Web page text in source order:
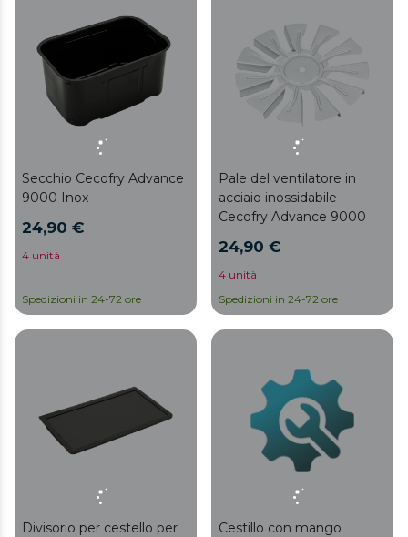
Secchio Cecofry Advance
9000 Inox
24,90 €
4 unità
Spedizioni in 24-72 ore
Pale del ventilatore in
acciaio inossidabile
Cecofry Advance 9000
24,90 €
4 unità
Spedizioni in 24-72 ore
Divisorio per cestello per
Cestillo con mango